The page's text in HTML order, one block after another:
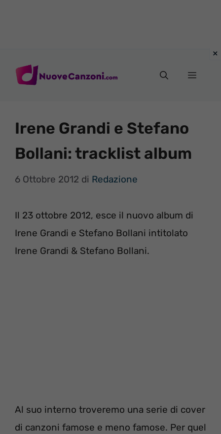
Menu
Irene Grandi e Stefano
Bollani: tracklist album
6 Ottobre 2012 di Redazione
Il 23 ottobre 2012, esce il nuovo album di
Irene Grandi e Stefano Bollani intitolato
Irene Grandi & Stefano Bollani.
Al suo interno troveremo una serie di cover
di canzoni famose e meno famose. Per quel